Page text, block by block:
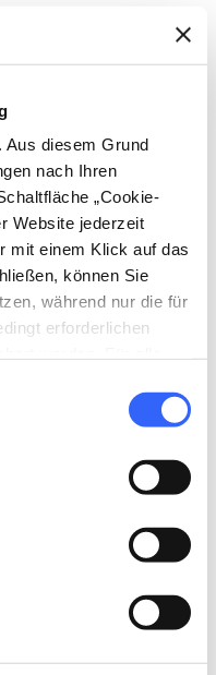
diesem Grund
nach Ihren
„Cookie-
Website jederzeit
mit einem Klick auf das
können Sie
während nur die für
erforderlichen
zeigen
di
expand_more